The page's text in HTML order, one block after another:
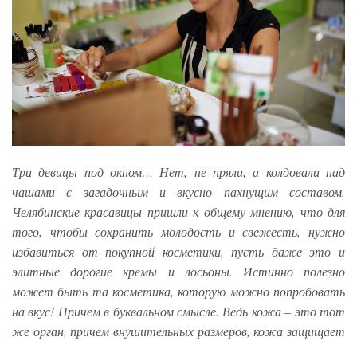
Три девицы под окном… Нет, не пряли, а колдовали над
чашами с загадочным и вкусно пахнущим составом.
Челябинские красавицы пришли к общему мнению, что для
того, чтобы сохранить молодость и свежесть, нужно
избавиться от покупной косметики, пусть даже это и
элитные дорогие кремы и лосьоны. Истинно полезно
может быть та косметика, которую можно попробовать
на вкус! Причем в буквальном смысле. Ведь кожа – это тот
же орган, причем внушительных размеров, кожа защищает